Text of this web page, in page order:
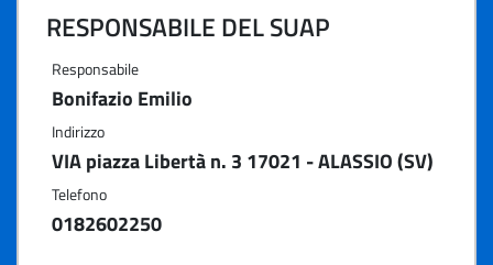
RESPONSABILE DEL SUAP
Responsabile
Bonifazio Emilio
Indirizzo
VIA piazza Libertà n. 3 17021 - ALASSIO (SV)
Telefono
0182602250